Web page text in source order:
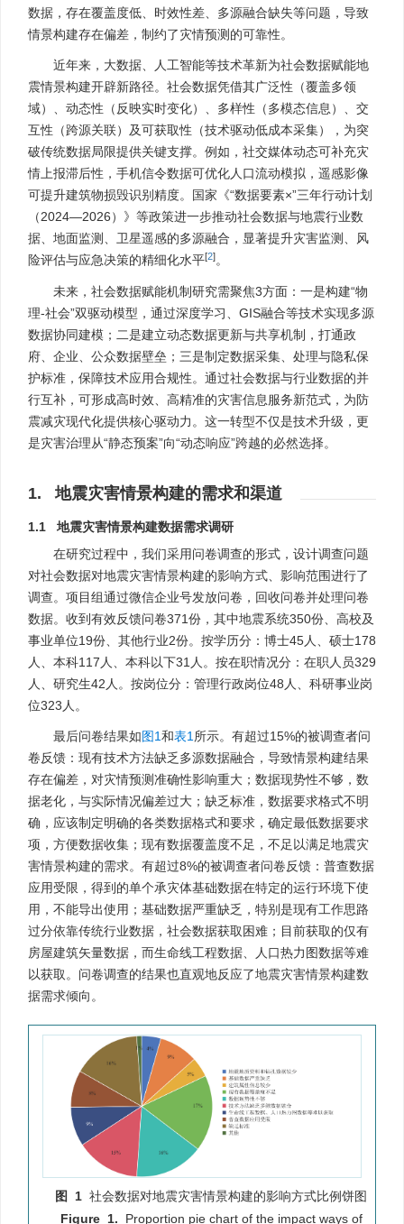
数据，存在覆盖度低、时效性差、多源融合缺失等问题，导致
情景构建存在偏差，制约了灾情预测的可靠性。
近年来，大数据、人工智能等技术革新为社会数据赋能地
震情景构建开辟新路径。社会数据凭借其广泛性（覆盖多领
域）、动态性（反映实时变化）、多样性（多模态信息）、交
互性（跨源关联）及可获取性（技术驱动低成本采集），为突
破传统数据局限提供关键支撑。例如，社交媒体动态可补充灾
情上报滞后性，手机信令数据可优化人口流动模拟，遥感影像
可提升建筑物损毁识别精度。国家《“数据要素×”三年行动计划
（2024—2026）》等政策进一步推动社会数据与地震行业数
据、地面监测、卫星遥感的多源融合，显著提升灾害监测、风
险评估与应急决策的精细化水平[2]。
未来，社会数据赋能机制研究需聚焦3方面：一是构建“物
理-社会”双驱动模型，通过深度学习、GIS融合等技术实现多源
数据协同建模；二是建立动态数据更新与共享机制，打通政
府、企业、公众数据壁垒；三是制定数据采集、处理与隐私保
护标准，保障技术应用合规性。通过社会数据与行业数据的并
行互补，可形成高时效、高精准的灾害信息服务新范式，为防
震减灾现代化提供核心驱动力。这一转型不仅是技术升级，更
是灾害治理从“静态预案”向“动态响应”跨越的必然选择。
1. 地震灾害情景构建的需求和渠道
1.1 地震灾害情景构建数据需求调研
在研究过程中，我们采用问卷调查的形式，设计调查问题
对社会数据对地震灾害情景构建的影响方式、影响范围进行了
调查。项目组通过微信企业号发放问卷，回收问卷并处理问卷
数据。收到有效反馈问卷371份，其中地震系统350份、高校及
事业单位19份、其他行业2份。按学历分：博士45人、硕士178
人、本科117人、本科以下31人。按在职情况分：在职人员329
人、研究生42人。按岗位分：管理行政岗位48人、科研事业岗
位323人。
最后问卷结果如图1和表1 所示。有超过15%的被调查者问
卷反馈：现有技术方法缺乏多源数据融合，导致情景构建结果
存在偏差，对灾情预测准确性影响重大；数据现势性不够，数
据老化，与实际情况偏差过大；缺乏标准，数据要求格式不明
确，应该制定明确的各类数据格式和要求，确定最低数据要求
项，方便数据收集；现有数据覆盖度不足，不足以满足地震灾
害情景构建的需求。有超过8%的被调查者问卷反馈：普查数据
应用受限，得到的单个承灾体基础数据在特定的运行环境下使
用，不能导出使用；基础数据严重缺乏，特别是现有工作思路
过分依靠传统行业数据，社会数据获取困难；目前获取的仅有
房屋建筑矢量数据，而生命线工程数据、人口热力图数据等难
以获取。问卷调查的结果也直观地反应了地震灾害情景构建数
据需求倾向。
图 1 社会数据对地震灾害情景构建的影响方式比例饼图
Figure 1.
Proportion pie chart of the impact ways of